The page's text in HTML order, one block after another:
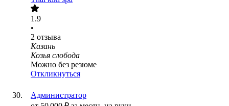
1.9
•
2 отзыва
Казань
Козья слобода
Можно без резюме
Откликнуться
Администратор